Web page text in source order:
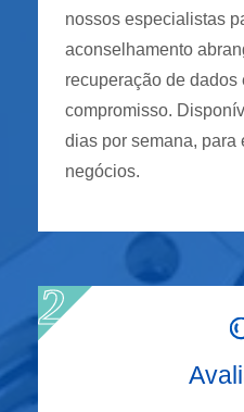
nossos especialistas
aconselhamento
recuperação de dados
compromisso.
dias por semana, para
negócios.